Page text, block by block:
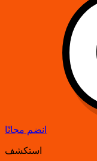
انضم مجانًا
استكشف